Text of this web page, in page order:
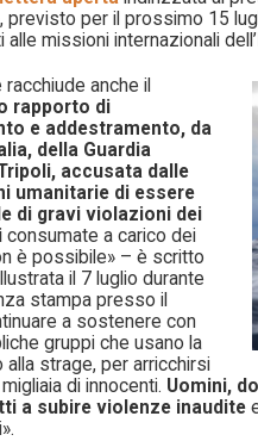
previsto per il prossimo 15
alle missioni internazionali
anche il
rapporto di
e addestramento, da
della Guardia
accusata dalle
umanitarie di essere
di gravi violazioni dei
consumate a carico dei
è possibile» – è scritto
il 7 luglio durante
stampa presso il
a sostenere con
gruppi che usano la
alla strage, per arricchirsi
di innocenti. Uomini,
a subire violenze inaudite